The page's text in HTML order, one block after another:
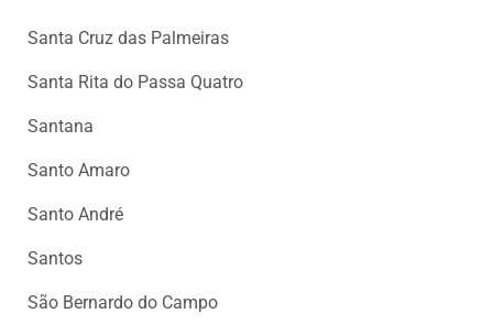
Santa Cruz das Palmeiras
Santa Rita do Passa Quatro
Santana
Santo Amaro
Santo André
Santos
São Bernardo do Campo